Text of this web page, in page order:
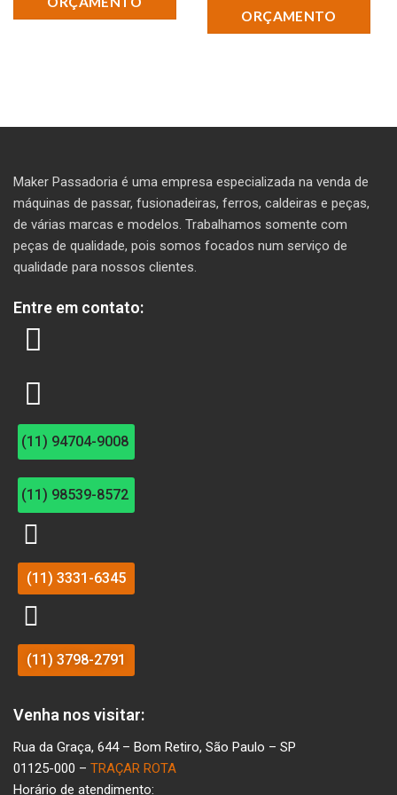
ORÇAMENTO
Maker Passadoria é uma empresa especializada na venda de
máquinas de passar, fusionadeiras, ferros, caldeiras e peças,
de várias marcas e modelos. Trabalhamos somente com
peças de qualidade, pois somos focados num serviço de
qualidade para nossos clientes.
Entre em contato:
(11) 94704-9008
(11) 98539-8572
(11) 3331-6345
(11) 3798-2791
Venha nos visitar:
Rua da Graça, 644 – Bom Retiro, São Paulo – SP
01125-000 – TRAÇAR ROTA
Horário de atendimento: